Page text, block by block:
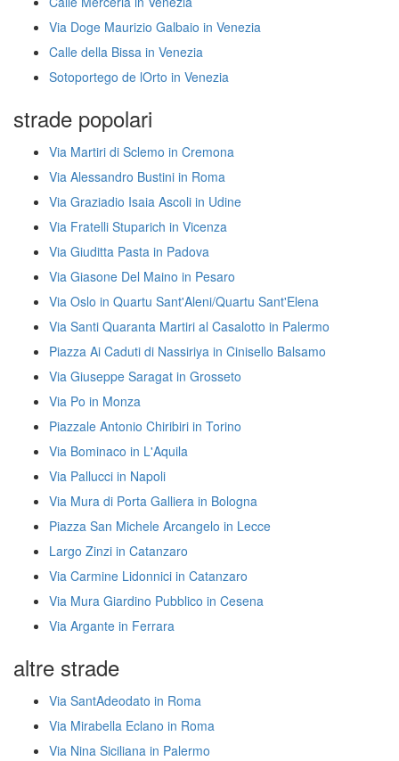
Via Doge Maurizio Galbaio in Venezia
Calle della Bissa in Venezia
Sotoportego de lOrto in Venezia
strade popolari
Via Martiri di Sclemo in Cremona
Via Alessandro Bustini in Roma
Via Graziadio Isaia Ascoli in Udine
Via Fratelli Stuparich in Vicenza
Via Giuditta Pasta in Padova
Via Giasone Del Maino in Pesaro
Via Oslo in Quartu Sant'Aleni/Quartu Sant'Elena
Via Santi Quaranta Martiri al Casalotto in Palermo
Piazza Ai Caduti di Nassiriya in Cinisello Balsamo
Via Giuseppe Saragat in Grosseto
Via Po in Monza
Piazzale Antonio Chiribiri in Torino
Via Bominaco in L'Aquila
Via Pallucci in Napoli
Via Mura di Porta Galliera in Bologna
Piazza San Michele Arcangelo in Lecce
Largo Zinzi in Catanzaro
Via Carmine Lidonnici in Catanzaro
Via Mura Giardino Pubblico in Cesena
Via Argante in Ferrara
altre strade
Via SantAdeodato in Roma
Via Mirabella Eclano in Roma
Via Nina Siciliana in Palermo